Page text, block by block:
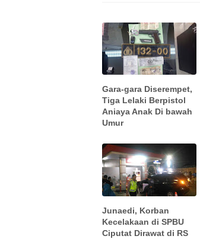
Gara-gara Diserempet,
Tiga Lelaki Berpistol
Aniaya Anak Di bawah
Umur
Junaedi, Korban
Kecelakaan di SPBU
Ciputat Dirawat di RS